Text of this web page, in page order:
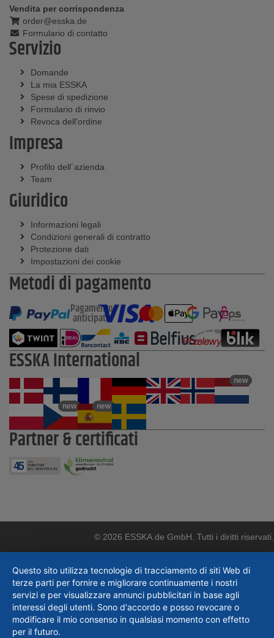
Vendita per corrispondenza
order@esska.de
Formulario di contatto
Servizio
Domande
La mia ESSKA
Spese di spedizione
Formulario di rinvio
Revoca dell'ordine
Impresa
Profilo dell´azienda
Team
Giuridico
Informazioni legali
Condizioni generali di contratto
Protezione dati
Impostazioni dei cookie
Metodi di pagamento
Pagamento
anticipato
ESSKA International
new
new new
Partner & certificati
© 2026 ESSKA.de GmbH. Tutti i diritti riservati.
Questo sito utilizza tecnologie di tracciamento di siti Web di
terze parti per fornire e migliorare continuamente i nostri
servizi e per visualizzare annunci pubblicitari in base agli
interessi degli utenti. Sono d'accordo e posso revocare o
modificare il mio consenso in qualsiasi momento con effetto
per il futuro.